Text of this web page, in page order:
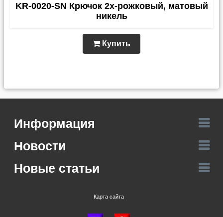
KR-0020-SN Крючок 2х-рожковый, матовый
никель
Купить
Информация
Новости
Новые статьи
Карта сайта